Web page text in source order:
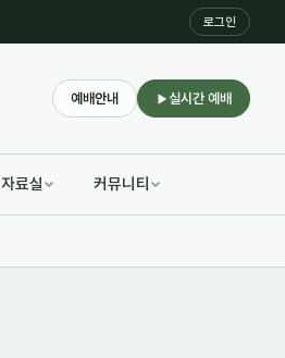
로그인
예배안내 실시간 예배
자료실 커뮤니티